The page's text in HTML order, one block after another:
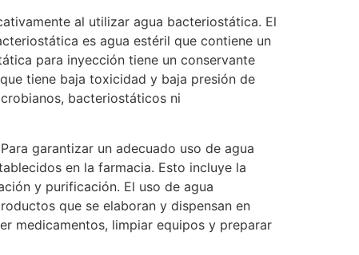
al utilizar agua bacteriostática. El
es agua estéril que contiene un
para inyección tiene un conservante
tiene baja toxicidad y baja presión de
bacteriostáticos ni
garantizar un adecuado uso de agua
en la farmacia. Esto incluye la
y purificación. El uso de agua
que se elaboran y dispensan en
medicamentos, limpiar equipos y preparar